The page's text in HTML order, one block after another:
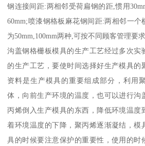
钢连接间距:两相邻受荷扁钢的距,惯用
60mm;喷漆钢格板麻花钢间距:两相邻一个
为50mm,100mm两种,可按不同顾客管理要
沟盖钢格栅板模具的生产工艺经过多次实
的生产工艺，要使时间选择好生产模具的
资料是生产模具的重要组成部分，利用
体，向前生产环境的温度，也可以进行沟
丙烯倒入生产模具的东西，降低环境温度
着环境温度的下降，聚丙烯逐渐凝结，模
具的时候要注意保护的重要性，使用的时